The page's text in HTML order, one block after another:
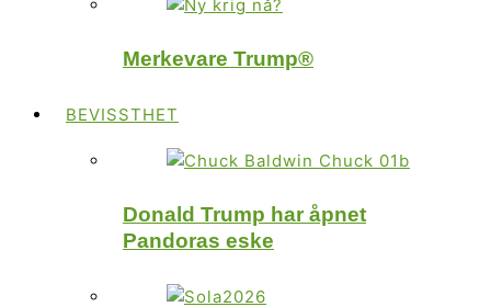
Merkevare Trump®
BEVISSTHET
Donald Trump har åpnet
Pandoras eske